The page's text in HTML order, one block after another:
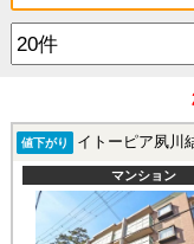
値下がり イトーピア夙川
マンション